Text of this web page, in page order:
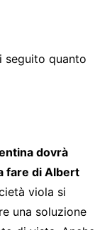
seguito quanto
dovrà
fare di Albert
viola si
una soluzione